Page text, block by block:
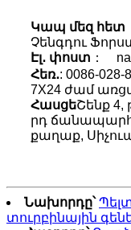
Կապ մեզ հետ
Չենգդու
Էլ․ փոստ ：
Հեռ․: 0086-028-
7X24 ժամ
ՀասցեՇենք 4,
րդ ճանապարհ,
քաղաք,
Նախորդը՝
տուրբինային